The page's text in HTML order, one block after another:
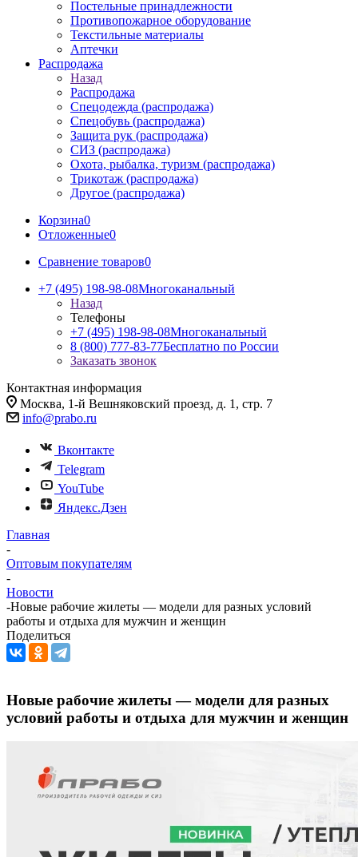
Постельные принадлежности
Противопожарное оборудование
Текстильные материалы
Аптечки
Распродажа
Назад
Распродажа
Спецодежда (распродажа)
Спецобувь (распродажа)
Защита рук (распродажа)
СИЗ (распродажа)
Охота, рыбалка, туризм (распродажа)
Трикотаж (распродажа)
Другое (распродажа)
Корзина0
Отложенные0
Сравнение товаров0
+7 (495) 198-98-08Многоканальный
Назад
Телефоны
+7 (495) 198-98-08Многоканальный
8 (800) 777-83-77Бесплатно по России
Заказать звонок
Контактная информация
Москва, 1-й Вешняковский проезд, д. 1, стр. 7
info@prabo.ru
Вконтакте
Telegram
YouTube
Яндекс.Дзен
Главная
-
Оптовым покупателям
-
Новости
-Новые рабочие жилеты — модели для разных условий
работы и отдыха для мужчин и женщин
Поделиться
Новые рабочие жилеты — модели для разных
условий работы и отдыха для мужчин и женщин